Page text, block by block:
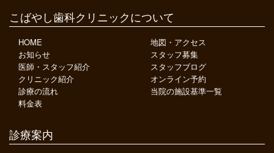
こばやし歯科クリニックについて
HOME
お知らせ
医師・スタッフ紹介
クリニック紹介
診療の流れ
料金表
地図・アクセス
スタッフ募集
スタッフブログ
オンライン予約
当院の施設基準一覧
診療案内